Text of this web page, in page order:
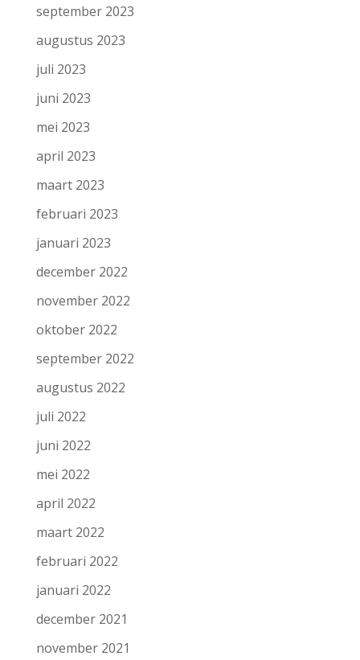
september 2023
augustus 2023
juli 2023
juni 2023
mei 2023
april 2023
maart 2023
februari 2023
januari 2023
december 2022
november 2022
oktober 2022
september 2022
augustus 2022
juli 2022
juni 2022
mei 2022
april 2022
maart 2022
februari 2022
januari 2022
december 2021
november 2021